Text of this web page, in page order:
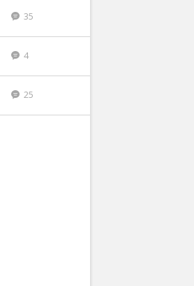
35
4
25